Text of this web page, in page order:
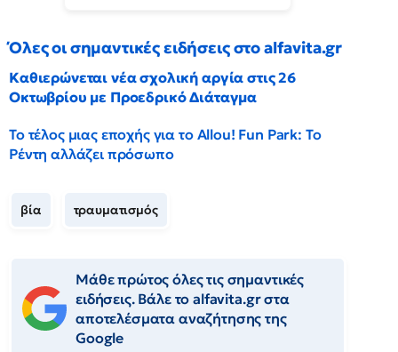
Όλες οι σημαντικές ειδήσεις στο alfavita.gr
Καθιερώνεται νέα σχολική αργία στις 26
Οκτωβρίου με Προεδρικό Διάταγμα
Το τέλος μιας εποχής για το Allou! Fun Park: Το
Ρέντη αλλάζει πρόσωπο
βία τραυματισμός
Μάθε πρώτος όλες τις σημαντικές
ειδήσεις. Βάλε το alfavita.gr στα
αποτελέσματα αναζήτησης της
Google